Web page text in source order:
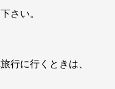
さい。
行に行くときは、